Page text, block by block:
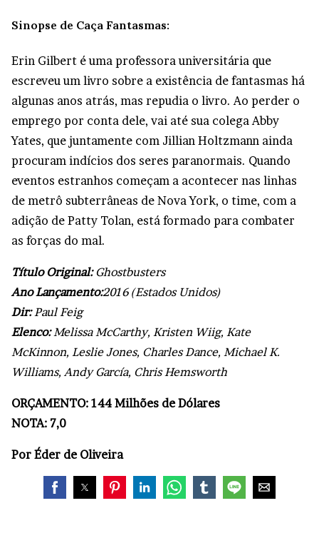
Sinopse de Caça Fantasmas:
Erin Gilbert é uma professora universitária que
escreveu um livro sobre a existência de fantasmas há
algunas anos atrás, mas repudia o livro. Ao perder o
emprego por conta dele, vai até sua colega Abby
Yates, que juntamente com Jillian Holtzmann ainda
procuram indícios dos seres paranormais. Quando
eventos estranhos começam a acontecer nas linhas
de metrô subterrâneas de Nova York, o time, com a
adição de Patty Tolan, está formado para combater
as forças do mal.
Título Original:Ghostbusters
Ano Lançamento:2016 (Estados Unidos)
Dir:Paul Feig
Elenco:Melissa McCarthy, Kristen Wiig, Kate
McKinnon, Leslie Jones, Charles Dance, Michael K.
Williams, Andy García, Chris Hemsworth
ORÇAMENTO: 144 Milhões de Dólares
NOTA: 7,0
Por Éder de Oliveira